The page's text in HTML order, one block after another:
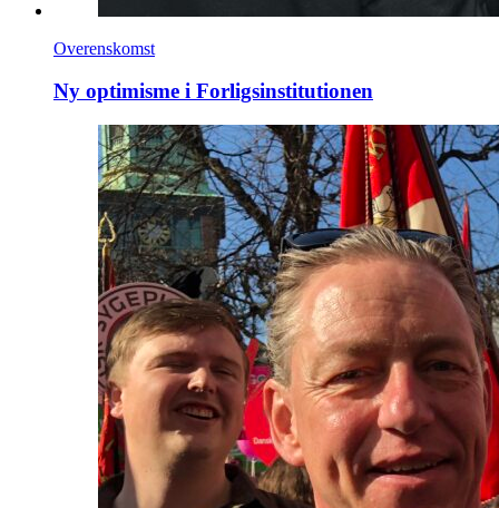
Overenskomst
Ny optimisme i Forligsinstitutionen